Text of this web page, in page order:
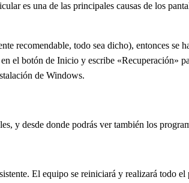
es una de las principales causas de los
recomendable, todo sea dicho), entonces
el botón de Inicio y escribe «Recuperación»
de Windows.
y desde donde podrás ver también los
El equipo se reiniciará y realizará todo